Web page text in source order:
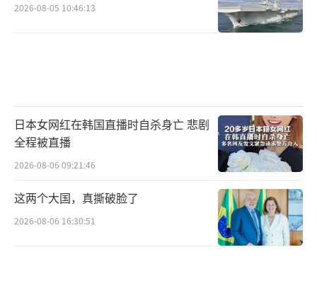
2026-08-05 10:46:13
日本女网红在韩国直播时自杀身亡 悲剧
全程被直播
2026-08-06 09:21:46
这两个大国，真撕破脸了
2026-08-06 16:30:51